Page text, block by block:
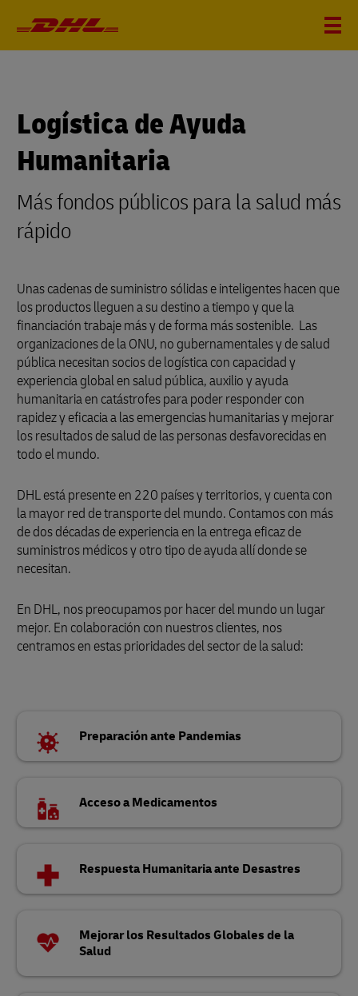
Logística de Ayuda
Humanitaria
Más fondos públicos para la salud más
rápido
Unas cadenas de suministro sólidas e inteligentes hacen que
los productos lleguen a su destino a tiempo y que la
financiación trabaje más y de forma más sostenible. Las
organizaciones de la ONU, no gubernamentales y de salud
pública necesitan socios de logística con capacidad y
experiencia global en salud pública, auxilio y ayuda
humanitaria en catástrofes para poder responder con
rapidez y eficacia a las emergencias humanitarias y mejorar
los resultados de salud de las personas desfavorecidas en
todo el mundo.
DHL está presente en 220 países y territorios, y cuenta con
la mayor red de transporte del mundo. Contamos con más
de dos décadas de experiencia en la entrega eficaz de
suministros médicos y otro tipo de ayuda allí donde se
necesitan.
En DHL, nos preocupamos por hacer del mundo un lugar
mejor. En colaboración con nuestros clientes, nos
centramos en estas prioridades del sector de la salud:
Preparación ante Pandemias
Acceso a Medicamentos
Respuesta Humanitaria ante Desastres
Mejorar los Resultados Globales de la
Salud